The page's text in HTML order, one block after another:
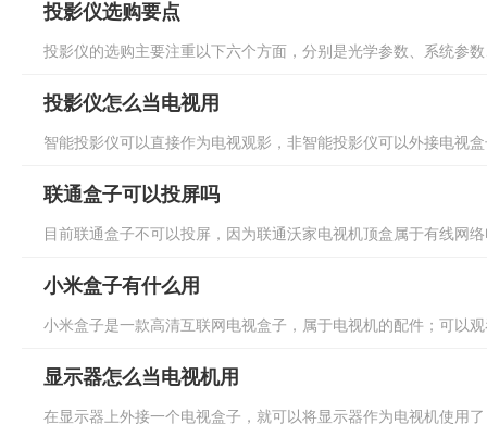
投影仪选购要点
投影仪的选购主要注重以下六个方面，分别是光学参数、系统参
投影仪怎么当电视用
智能投影仪可以直接作为电视观影，非智能投影仪可以外接电视
联通盒子可以投屏吗
目前联通盒子不可以投屏，因为联通沃家电视机顶盒属于有线网
小米盒子有什么用
小米盒子是一款高清互联网电视盒子，属于电视机的配件；可以
显示器怎么当电视机用
在显示器上外接一个电视盒子，就可以将显示器作为电视机使用